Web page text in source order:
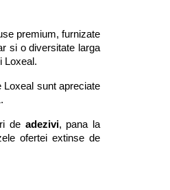
premium, furnizate
si o diversitate larga
Loxeal.
Loxeal sunt apreciate
de adezivi
ofertei extinse de